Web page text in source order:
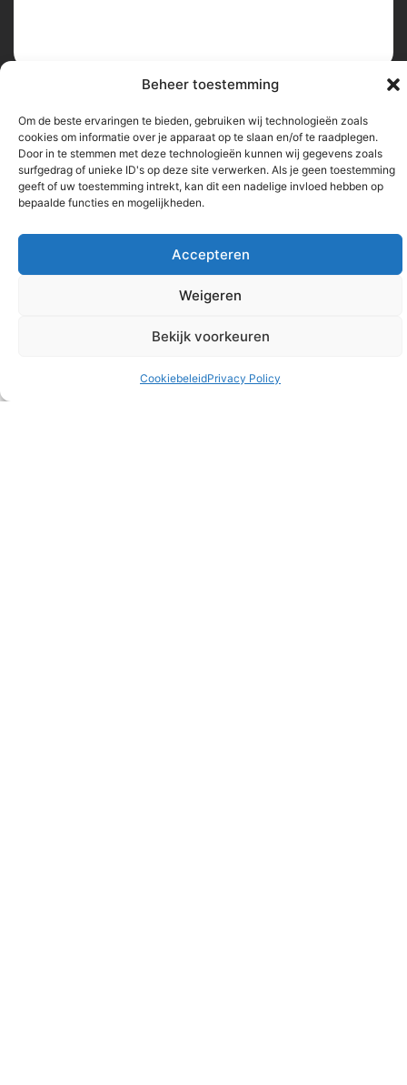
Beheer toestemming
Om de beste ervaringen te bieden, gebruiken wij technologieën zoals
cookies om informatie over je apparaat op te slaan en/of te raadplegen.
Door in te stemmen met deze technologieën kunnen wij gegevens zoals
surfgedrag of unieke ID's op deze site verwerken. Als je geen toestemming
geeft of uw toestemming intrekt, kan dit een nadelige invloed hebben op
bepaalde functies en mogelijkheden.
Accepteren
Weigeren
Bekijk voorkeuren
CookiebeleidPrivacy Policy
VACATURES
BIJ AUREN
Accounting Products Audit & Assurance